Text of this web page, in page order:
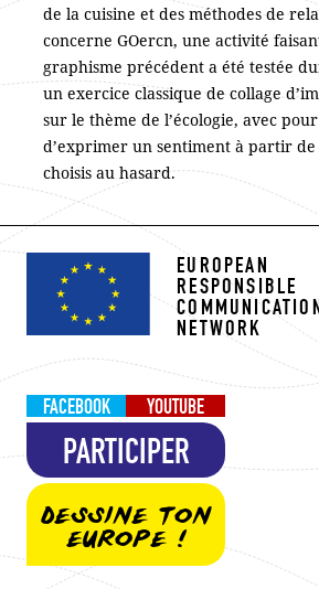
de la cuisine et des méthodes de
concerne GOercn, une activité
graphisme précédent a été testée
un exercice classique de collage
sur le thème de l’écologie, avec
d’exprimer un sentiment à partir de
choisis au hasard.
EUROPEAN
RESPONSIBLE
NETWORK
FACEBOOK YOUTUBE
PARTICIPER
DESSINE TON
EUROPE !